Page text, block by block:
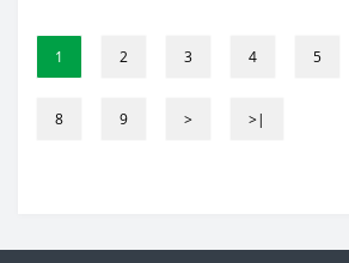
1 2 3 4 5
8 9 > >|